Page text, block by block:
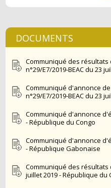
DOCUMENTS
Communiqué des résultats
n°29/E7/2019-BEAC du 23
Communiqué d'annonce de
n°29/E7/2019-BEAC du 23
Communiqué d'annonce
- République du Congo
Communiqué d'annonce
- République Gabonaise
Communiqué des résultats
juillet 2019 - République du